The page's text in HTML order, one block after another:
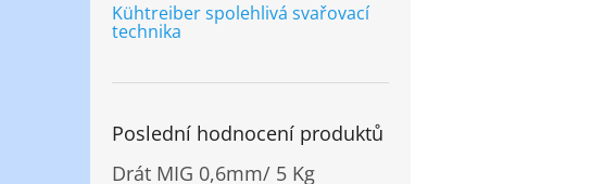
Kühtreiber spolehlivá svařovací
technika
Poslední hodnocení produktů
Drát MIG 0,6mm/ 5 Kg